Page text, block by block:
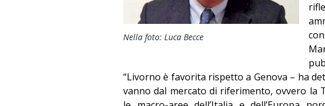
Nella foto: Luca Becce
“Livorno è favorita rispetto a Genova – ha
vanno dal mercato di riferimento, ovvero la